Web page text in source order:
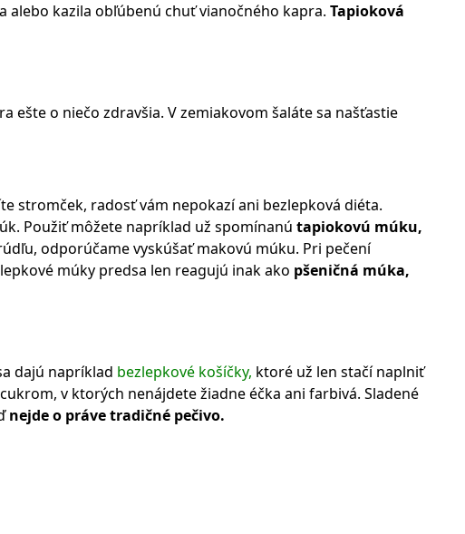
alebo kazila obľúbenú chuť vianočného kapra. Tapioková
ešte o niečo zdravšia. V zemiakovom šaláte sa našťastie
stromček, radosť vám nepokazí ani bezlepková diéta.
Použiť môžete napríklad už spomínanú tapiokovú múku,
odporúčame vyskúšať makovú múku. Pri pečení
múky predsa len reagujú inak ako pšeničná múka,
dajú napríklad bezlepkové košíčky, ktoré už len stačí naplniť
v ktorých nenájdete žiadne éčka ani farbivá. Sladené
nejde o práve tradičné pečivo.